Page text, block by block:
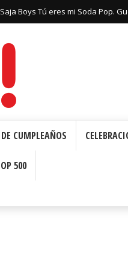
Huntrix Guerreras Kpop: Cajas
CUMPLEAÑOS
500